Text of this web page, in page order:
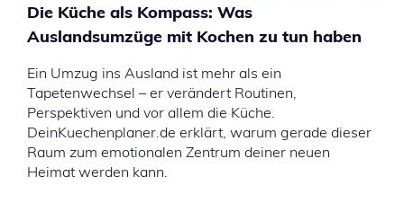
Die Küche als Kompass: Was
Auslandsumzüge mit Kochen zu tun haben
Ein Umzug ins Ausland ist mehr als ein
Tapetenwechsel – er verändert Routinen,
Perspektiven und vor allem die Küche.
DeinKuechenplaner.de erklärt, warum gerade dieser
Raum zum emotionalen Zentrum deiner neuen
Heimat werden kann.